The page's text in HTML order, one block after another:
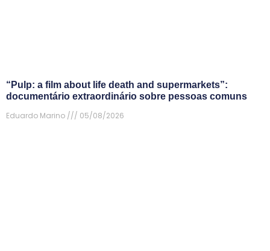
“Pulp: a film about life death and supermarkets”:
documentário extraordinário sobre pessoas comuns
Eduardo Marino
05/08/2026